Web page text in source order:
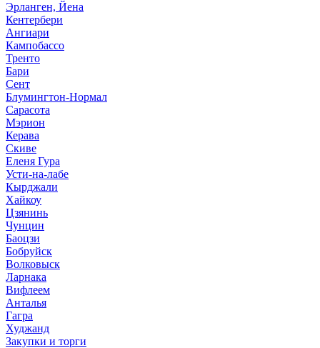
Эрланген, Йена
Кентербери
Ангиари
Кампобассо
Тренто
Бари
Сент
Блумингтон-Нормал
Сарасота
Мэрион
Керава
Скиве
Еленя Гура
Усти-на-лабе
Кырджали
Хайкоу
Цзянинь
Чунцин
Баоцзи
Бобруйск
Волковыск
Ларнака
Вифлеем
Анталья
Гагра
Худжанд
Закупки и торги